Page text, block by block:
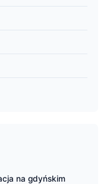
na gdyńskim